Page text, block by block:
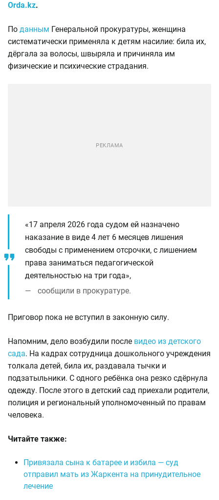
Orda.kz.
По данным Генеральной прокуратуры, женщина
систематически применяла к детям насилие: била их,
дёргала за волосы, швыряла и причиняла им
физические и психические страдания.
«17 апреля 2026 года судом ей назначено
наказание в виде 4 лет 6 месяцев лишения
свободы с применением отсрочки, с лишением
права заниматься педагогической
деятельностью на три года»,
сообщили в прокуратуре.
Приговор пока не вступил в законную силу.
Напомним, дело возбудили после видео из детского
сада. На кадрах сотрудница дошкольного учреждения
толкала детей, била их, раздавала тычки и
подзатыльники. С одного ребёнка она резко сдёрнула
одежду. После этого в детский сад приехали родители,
полиция и региональный уполномоченный по правам
человека.
Читайте также:
Привязала сына к батарее и избила — суд
отправил мать из Жаркента на принудительное
лечение